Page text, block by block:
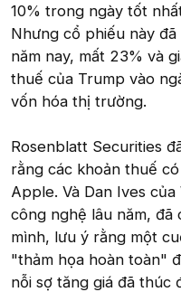
10% trong ngày tốt
Nhưng cổ phiếu này
năm nay, mất 23% và
thuế của Trump vào
vốn hóa thị trường.
Rosenblatt Securities
rằng các khoản thuế
Apple. Và Dan Ives
công nghệ lâu năm, đã
mình, lưu ý rằng một
"thảm họa hoàn toàn"
nỗi sợ tăng giá đã thúc